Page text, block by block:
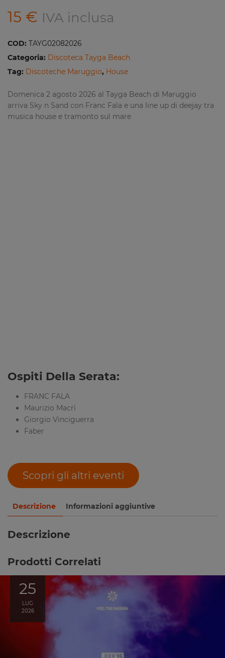
15 € IVA inclusa
COD: TAYG02082026
Categoria: Discoteca Tayga Beach
Tag: Discoteche Maruggio, House
Domenica 2 agosto 2026 al Tayga Beach di Maruggio
arriva Sky n Sand con Franc Fala e una line up di deejay tra
musica house e tramonto sul mare
Ospiti Della Serata:
FRANC FALA
Maurizio Macrì
Giorgio Vinciguerra
Faber
Scopri gli altri eventi
Descrizione Informazioni aggiuntive
Descrizione
Prodotti Correlati
25
LUG
2026